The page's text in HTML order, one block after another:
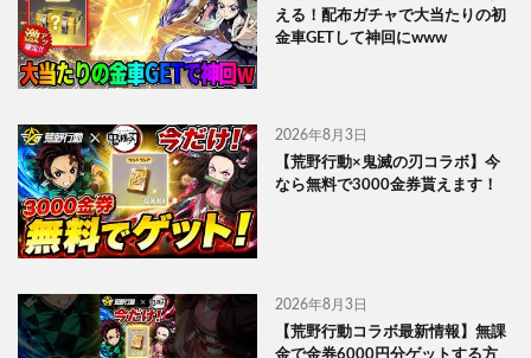
える！配布ガチャで大当たりの初
金車GETして神回にwww
2026年8月3日
【荒野行動×鬼滅の刃コラボ】今
なら無料で3000金券貰えます！
2026年8月3日
【荒野行動コラボ最新情報】無課